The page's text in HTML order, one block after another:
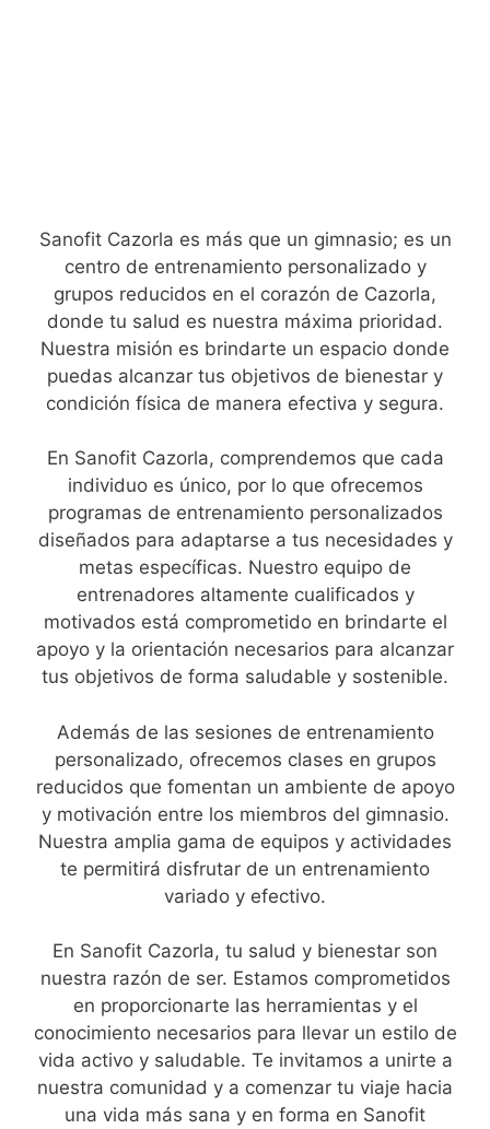
Sanofit Cazorla es más que un gimnasio; es un
centro de entrenamiento personalizado y
grupos reducidos en el corazón de Cazorla,
donde tu salud es nuestra máxima prioridad.
Nuestra misión es brindarte un espacio donde
puedas alcanzar tus objetivos de bienestar y
condición física de manera efectiva y segura.
En Sanofit Cazorla, comprendemos que cada
individuo es único, por lo que ofrecemos
programas de entrenamiento personalizados
diseñados para adaptarse a tus necesidades y
metas específicas. Nuestro equipo de
entrenadores altamente cualificados y
motivados está comprometido en brindarte el
apoyo y la orientación necesarios para alcanzar
tus objetivos de forma saludable y sostenible.
Además de las sesiones de entrenamiento
personalizado, ofrecemos clases en grupos
reducidos que fomentan un ambiente de apoyo
y motivación entre los miembros del gimnasio.
Nuestra amplia gama de equipos y actividades
te permitirá disfrutar de un entrenamiento
variado y efectivo.
En Sanofit Cazorla, tu salud y bienestar son
nuestra razón de ser. Estamos comprometidos
en proporcionarte las herramientas y el
conocimiento necesarios para llevar un estilo de
vida activo y saludable. Te invitamos a unirte a
nuestra comunidad y a comenzar tu viaje hacia
una vida más sana y en forma en Sanofit